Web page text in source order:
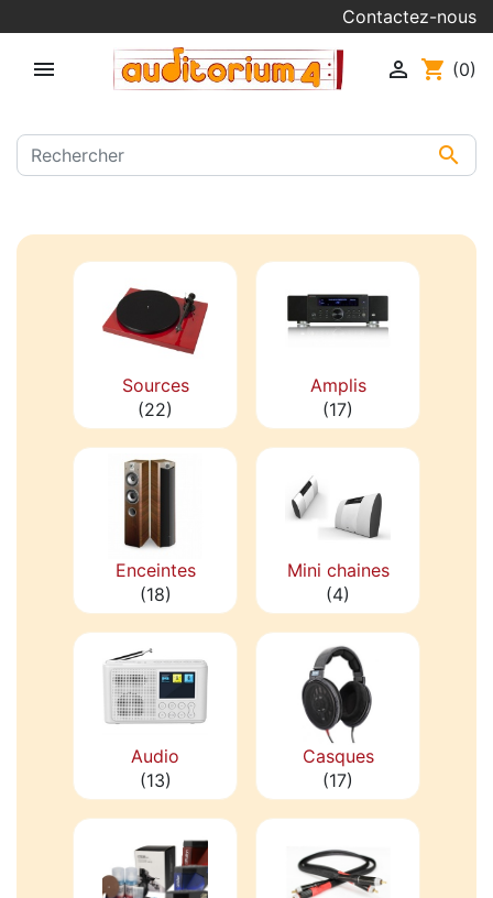
Contactez-nous


 shopping_cart (0)
Sources
(22)
Amplis
(17)
Enceintes
(18)
Mini chaines
(4)
Audio
(13)
Casques
(17)